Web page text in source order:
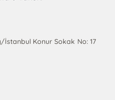
İstanbul Konur Sokak No: 17